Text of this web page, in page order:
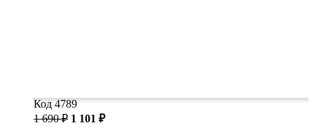
Код 4789
1 690 ₽ 1 101 ₽